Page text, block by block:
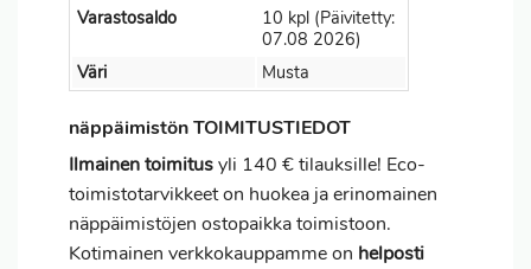
Varastosaldo
10 kpl (Päivitetty:
07.08 2026)
Väri
Musta
näppäimistön TOIMITUSTIEDOT
Ilmainen toimitusyli 140 € tilauksille! Eco-
toimistotarvikkeet on huokea ja erinomainen
näppäimistöjen ostopaikka toimistoon.
Kotimainen verkkokauppamme on helposti